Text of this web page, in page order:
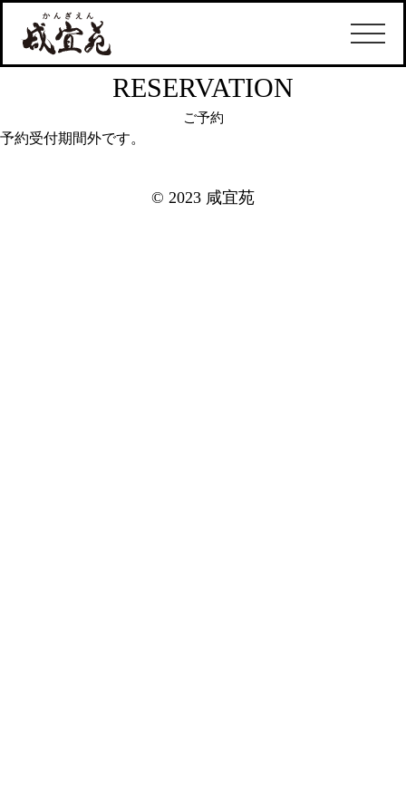
RESERVATION
ご予約
予約受付期間外です。
© 2023 咸宜苑